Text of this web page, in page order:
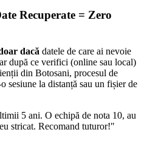
Recuperate = Zero
dacă datele de care ai nevoie
după ce verifici (online sau local)
din Botosani, procesul de
sesiune la distanță sau un fișier de
5 ani. O echipă de nota 10, au
stricat. Recomand tuturor!"